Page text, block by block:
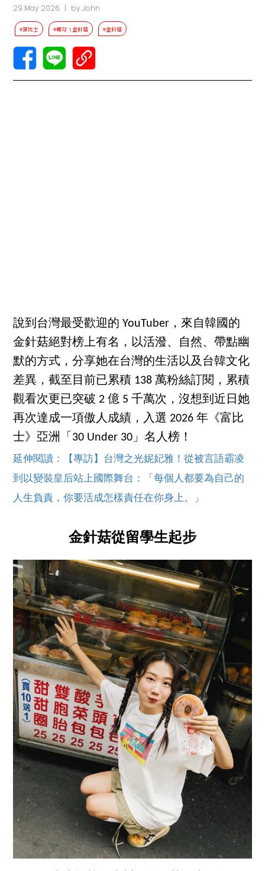
29 May 2026 | byJohn
#富比士 #韓勾ㄟ金針菇 #金針菇
說到台灣最受歡迎的 YouTuber，來自韓國的
金針菇絕對榜上有名，以活潑、自然、帶點幽
默的方式，分享她在台灣的生活以及台韓文化
差異，截至目前已累積 138 萬粉絲訂閱，累積
觀看次更已突破 2 億 5 千萬次，沒想到近日她
再次達成一項傲人成績，入選 2026 年《富比
士》亞洲「30 Under 30」名人榜！
延伸閱讀：【專訪】台灣之光妮妃雅！從被言語霸凌
到以變裝皇后站上國際舞台：「每個人都要為自己的
人生負責，你要活成怎樣責任在你身上。」
金針菇從留學生起步